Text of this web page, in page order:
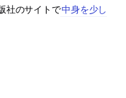
社のサイトで中身を少し